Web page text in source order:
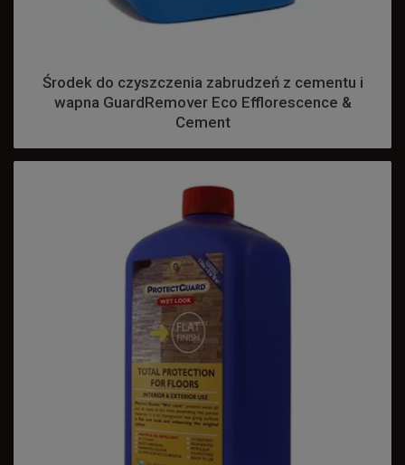
Środek do czyszczenia zabrudzeń z cementu i
wapna GuardRemover Eco Efflorescence &
Cement